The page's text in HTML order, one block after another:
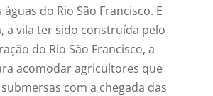
do Rio São Francisco. E
a vila ter sido construída pelo
do Rio São Francisco, a
acomodar agricultores que
com a chegada das